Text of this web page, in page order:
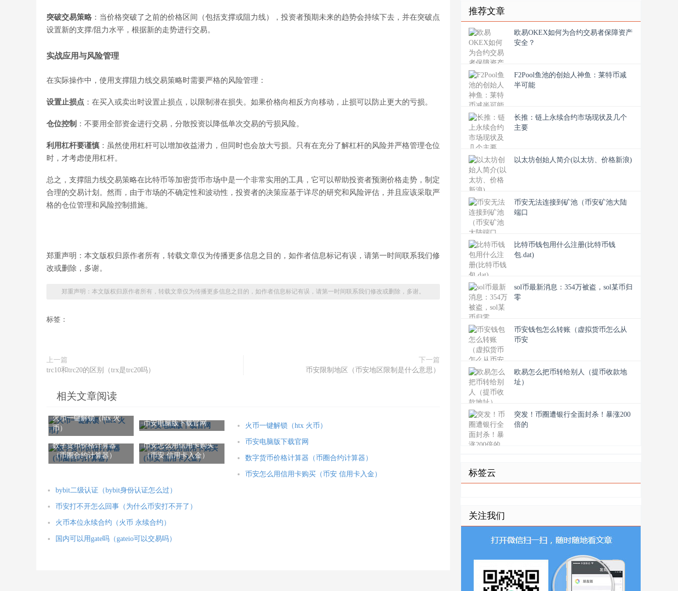
突破交易策略 ：当价格突破了之前的价格区间（包括支撑或阻力线），投资者预期未来的趋势会持续下去，并在突破点
设置新的支撑/阻力水平，根据新的走势进行交易。
实战应用与风险管理
在实际操作中，使用支撑阻力线交易策略时需要严格的风险管理：
设置止损点 ：在买入或卖出时设置止损点，以限制潜在损失。如果价格向相反方向移动，止损可以防止更大的亏损。
仓位控制 ：不要用全部资金进行交易，分散投资以降低单次交易的亏损风险。
利用杠杆要谨慎 ：虽然使用杠杆可以增加收益潜力，但同时也会放大亏损。只有在充分了解杠杆的风险并严格管理仓位
时，才考虑使用杠杆。
总之，支撑阻力线交易策略在比特币等加密货币市场中是一个非常实用的工具，它可以帮助投资者预测价格走势，制定
合理的交易计划。然而，由于市场的不确定性和波动性，投资者的决策应基于详尽的研究和风险评估，并且应该采取严
格的仓位管理和风险控制措施。
郑重声明：本文版权归原作者所有，转载文章仅为传播更多信息之目的，如作者信息标记有误，请第一时间联系我们修
改或删除，多谢。
郑重声明：本文版权归原作者所有，转载文章仅为传播更多信息之目的，如作者信息标记有误，请第一时间联系我们修改或删除，多谢。
标签：
上一篇
trc10和trc20的区别（trx是trc20吗）
下一篇
币安限制地区（币安地区限制是什么意思）
相关文章阅读
火币一键解锁（htx 火
币）
币安电脑版下载官网
数字货币价格计算器
（币圈合约计算器）
币安怎么用信用卡购买
（币安 信用卡入金）
火币一键解锁（htx 火币）
币安电脑版下载官网
数字货币价格计算器（币圈合约计算器）
币安怎么用信用卡购买（币安 信用卡入金）
bybit二级认证（bybit身份认证怎么过）
币安打不开怎么回事（为什么币安打不开了）
火币本位永续合约（火币 永续合约）
国内可以用gate吗（gateio可以交易吗）
推荐文章
欧易OKEX如何为合约交易者保障资产
安全？
F2Pool鱼池的创始人神鱼：莱特币减
半可能
长推：链上永续合约市场现状及几个
主要
以太坊创始人简介(以太坊、价格新浪)
币安无法连接到矿池（币安矿池大陆
端口
比特币钱包用什么注册(比特币钱
包.dat)
sol币最新消息：354万被盗，sol某币归
零
币安钱包怎么转账（虚拟货币怎么从
币安
欧易怎么把币转给别人（提币收款地
址）
突发！币圈遭银行全面封杀！暴涨200
倍的
标签云
关注我们